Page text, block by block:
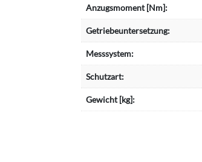
Anzugsmoment [Nm]:
Getriebeuntersetzung:
Messsystem:
Schutzart:
Gewicht [kg]: